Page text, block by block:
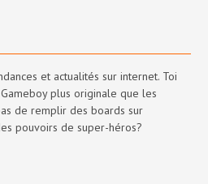
et actualités sur internet. Toi
plus originale que les
de remplir des boards sur
pouvoirs de super-héros?